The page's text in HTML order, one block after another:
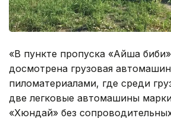
«В пункте пропуска «Айша
досмотрена грузовая
пиломатериалами, где среди
две легковые автомашины
«Хюндай» без